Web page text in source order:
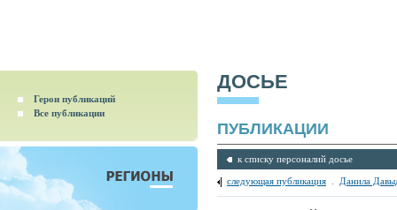
Герои публикаций
Все публикации
ДОСЬЕ
ПУБЛИКАЦИИ
к списку персоналий досье
следующая публикация Данила